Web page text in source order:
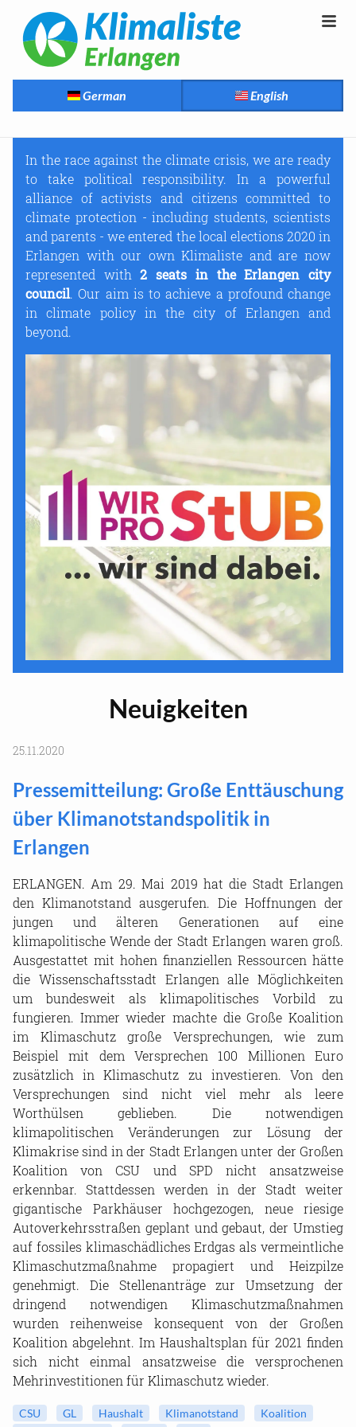
German English
In the race against the climate crisis, we are ready
to take political responsibility. In a powerful
alliance of activists and citizens committed to
climate protection - including students, scientists
and parents - we entered the local elections 2020 in
Erlangen with our own Klimaliste and are now
represented with2 seats in the Erlangen city
council. Our aim is to achieve a profound change
in climate policy in the city of Erlangen and
beyond.
Neuigkeiten
25.11.2020
Pressemitteilung: Große Enttäuschung
über Klimanotstandspolitik in
Erlangen
ERLANGEN. Am 29. Mai 2019 hat die Stadt Erlangen
den Klimanotstand ausgerufen. Die Hoffnungen der
jungen und älteren Generationen auf eine
klimapolitische Wende der Stadt Erlangen waren groß.
Ausgestattet mit hohen finanziellen Ressourcen hätte
die Wissenschaftsstadt Erlangen alle Möglichkeiten
um bundesweit als klimapolitisches Vorbild zu
fungieren. Immer wieder machte die Große Koalition
im Klimaschutz große Versprechungen, wie zum
Beispiel mit dem Versprechen 100 Millionen Euro
zusätzlich in Klimaschutz zu investieren. Von den
Versprechungen sind nicht viel mehr als leere
Worthülsen geblieben. Die notwendigen
klimapolitischen Veränderungen zur Lösung der
Klimakrise sind in der Stadt Erlangen unter der Großen
Koalition von CSU und SPD nicht ansatzweise
erkennbar. Stattdessen werden in der Stadt weiter
gigantische Parkhäuser hochgezogen, neue riesige
Autoverkehrsstraßen geplant und gebaut, der Umstieg
auf fossiles klimaschädliches Erdgas als vermeintliche
Klimaschutzmaßnahme propagiert und Heizpilze
genehmigt. Die Stellenanträge zur Umsetzung der
dringend notwendigen Klimaschutzmaßnahmen
wurden reihenweise konsequent von der Großen
Koalition abgelehnt. Im Haushaltsplan für 2021 finden
sich nicht einmal ansatzweise die versprochenen
Mehrinvestitionen für Klimaschutz wieder.
CSU GL Haushalt Klimanotstand
Koalition